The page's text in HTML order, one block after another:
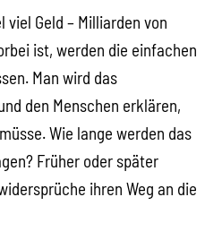
Geld – Milliarden von
ist, werden die einfachen
Man wird das
den Menschen erklären,
Wie lange werden das
Früher oder später
ihren Weg an die